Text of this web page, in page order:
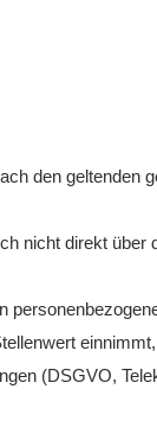
den geltenden
nicht direkt
(DSGVO,